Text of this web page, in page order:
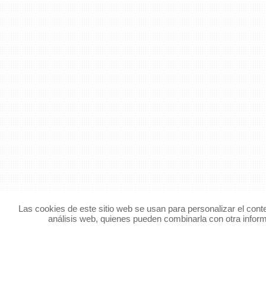
Las cookies de este sitio web se usan para personalizar el
análisis web, quienes pueden combinarla con otra